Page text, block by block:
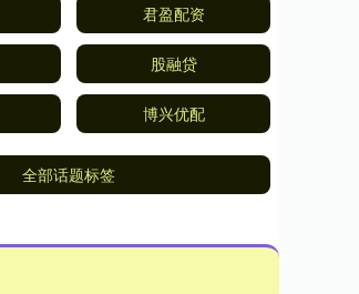
君盈配资
股融贷
博兴优配
全部话题标签